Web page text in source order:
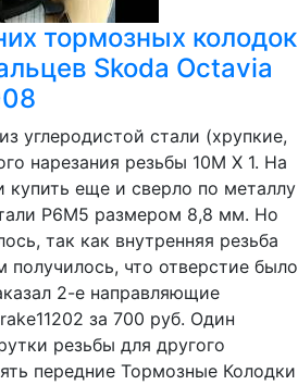
тормозных колодок
Skoda Octavia
углеродистой стали (хрупкие,
нарезания резьбы 10М Х 1. На
купить еще и сверло по металлу
P6M5 размером 8,8 мм. Но
так как внутренняя резьба
что отверстие было
2-е направляющие
за 700 руб. Один
резьбы для другого
передние Тормозные Колодки